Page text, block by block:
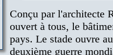
Conçu par l'architecte
ouvert à tous, le
pays. Le stade ouvre
deuxième guerre